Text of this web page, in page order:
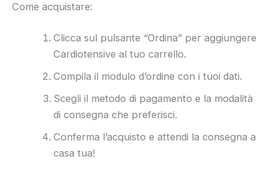
Come acquistare:
Clicca sul pulsante “Ordina” per aggiungere
Cardiotensive al tuo carrello.
Compila il modulo d’ordine con i tuoi dati.
Scegli il metodo di pagamento e la modalità
di consegna che preferisci.
Conferma l’acquisto e attendi la consegna a
casa tua!